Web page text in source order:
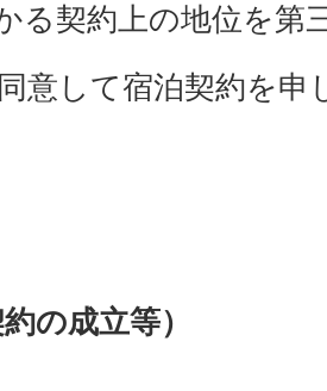
る契約上の地位を第
意して宿泊契約を申
の成立等）